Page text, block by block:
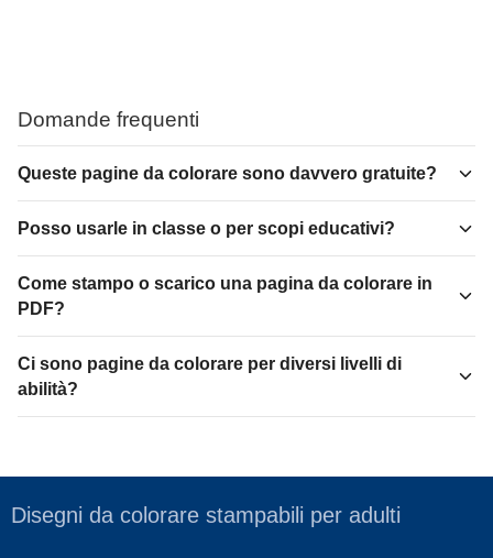
Domande frequenti
Queste pagine da colorare sono davvero gratuite?
Posso usarle in classe o per scopi educativi?
Come stampo o scarico una pagina da colorare in
PDF?
Ci sono pagine da colorare per diversi livelli di
abilità?
Disegni da colorare stampabili per adulti